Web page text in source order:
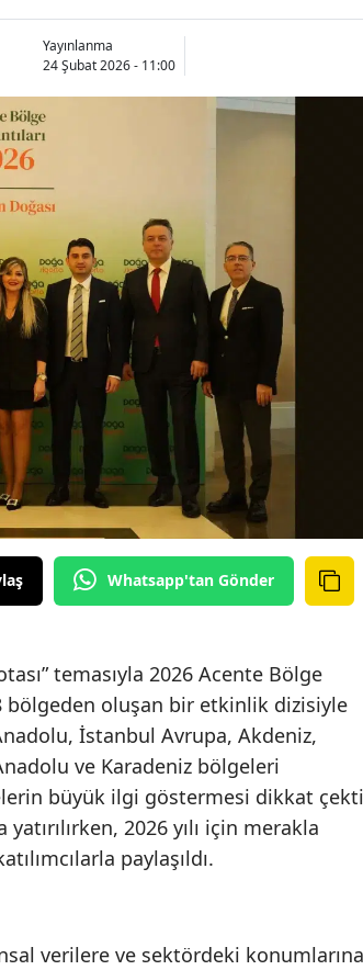
Bitlis
Bursa
Çanakkale
Çankırı
Çorum
Denizli
Diyarbakır
Edirne
Erzincan
Eskişehir
Gaziantep
Giresun
Gümüşhane
Hakkari
Isparta
Yayınlanma
24 Şubat 2026 - 11:00
Whatsapp'tan Gönder
temasıyla 2026 Acente Bölge
bölgeden oluşan bir etkinlik dizisiyle
İstanbul Avrupa, Akdeniz,
ve Karadeniz bölgeleri
büyük ilgi göstermesi dikkat
2026 yılı için merakla
paylaşıldı.
verilere ve sektördeki konumlarına